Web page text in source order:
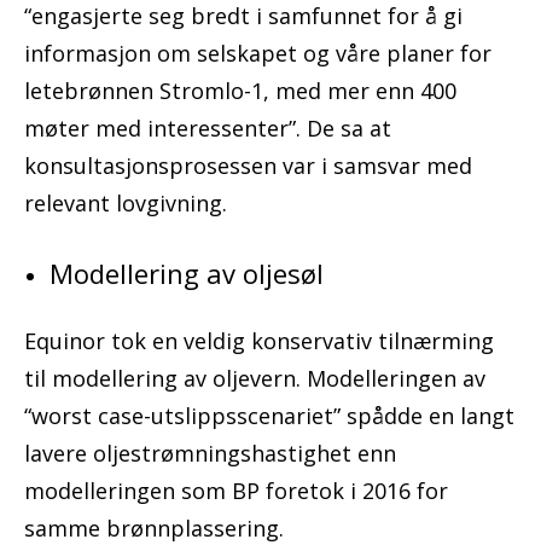
“engasjerte seg bredt i samfunnet for å gi
informasjon om selskapet og våre planer for
letebrønnen Stromlo-1, med mer enn 400
møter med interessenter”. De sa at
konsultasjonsprosessen var i samsvar med
relevant lovgivning.
Modellering av oljesøl
Equinor tok en veldig konservativ tilnærming
til modellering av oljevern. Modelleringen av
“worst case-utslippsscenariet” spådde en langt
lavere oljestrømningshastighet enn
modelleringen som BP foretok i 2016 for
samme brønnplassering.